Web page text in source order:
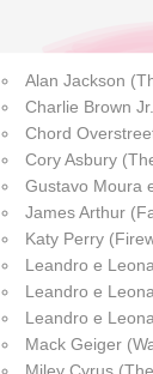
Alan Jackson
Charlie Brown
Chord
Cory Asbury
Gustavo Moura
James Arthur
Katy Perry
Leandro e
Leandro e
Leandro e
Mack Geiger